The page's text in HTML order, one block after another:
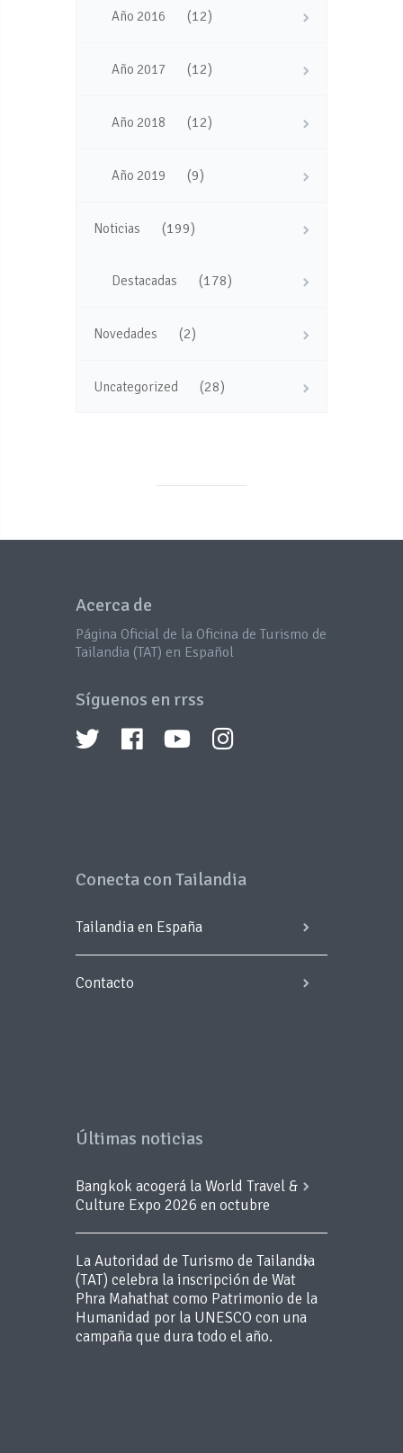
Año 2016 (12)
Año 2017 (12)
Año 2018 (12)
Año 2019 (9)
Noticias (199)
Destacadas (178)
Novedades (2)
Uncategorized (28)
Acerca de
Página Oficial de la Oficina de Turismo de
Tailandia (TAT) en Español
Síguenos en rrss
Conecta con Tailandia
Tailandia en España
Contacto
Últimas noticias
Bangkok acogerá la World Travel &
Culture Expo 2026 en octubre
La Autoridad de Turismo de Tailandia
(TAT) celebra la inscripción de Wat
Phra Mahathat como Patrimonio de la
Humanidad por la UNESCO con una
campaña que dura todo el año.